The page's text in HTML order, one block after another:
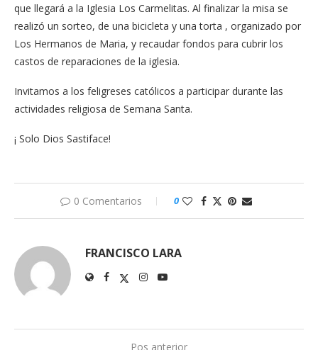
que llegará a la Iglesia Los Carmelitas. Al finalizar la misa se
realizó un sorteo, de una bicicleta y una torta , organizado por
Los Hermanos de Maria, y recaudar fondos para cubrir los
castos de reparaciones de la iglesia.
Invitamos a los feligreses católicos a participar durante las
actividades religiosa de Semana Santa.
¡ Solo Dios Sastiface!
0 Comentarios 0
FRANCISCO LARA
Pos anterior